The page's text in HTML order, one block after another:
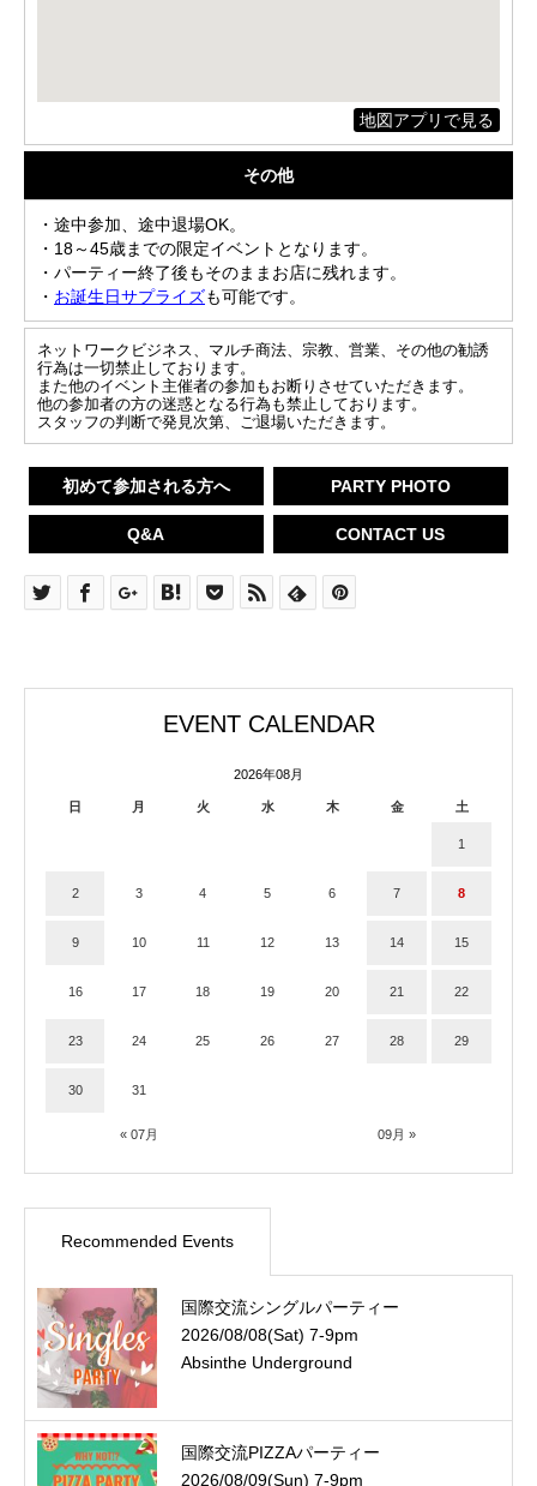
地図アプリで見る
その他
・途中参加、途中退場OK。
・18～45歳までの限定イベントとなります。
・パーティー終了後もそのままお店に残れます。
・ お誕生日サプライズも可能です。
ネットワークビジネス、マルチ商法、宗教、営業、その他の勧誘
行為は一切禁止しております。
また他のイベント主催者の参加もお断りさせていただきます。
他の参加者の方の迷惑となる行為も禁止しております。
スタッフの判断で発見次第、ご退場いただきます。
初めて参加される方へ PARTY PHOTO
Q&A CONTACT US
EVENT CALENDAR
2026年08月
日 月 火 水 木 金 土
« 07月 09月 »
1
2 3 4 5 6 7 8
9 10 11 12 13 14 15
16 17 18 19 20 21 22
23 24 25 26 27 28 29
30 31
Recommended Events
国際交流シングルパーティー
2026/08/08(Sat) 7-9pm
Absinthe Underground
国際交流PIZZAパーティー
2026/08/09(Sun) 7-9pm